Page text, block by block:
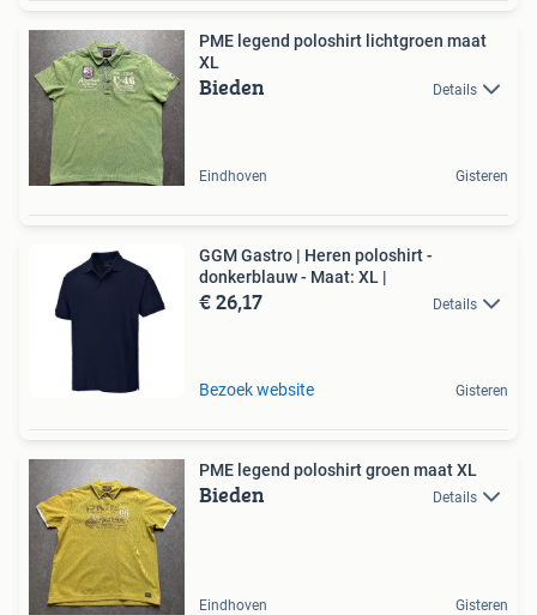
PME legend poloshirt lichtgroen maat
XL
Bieden Details
Eindhoven Gisteren
GGM Gastro | Heren poloshirt -
donkerblauw - Maat: XL |
€ 26,17 Details
Bezoek website Gisteren
PME legend poloshirt groen maat XL
Bieden Details
Eindhoven Gisteren